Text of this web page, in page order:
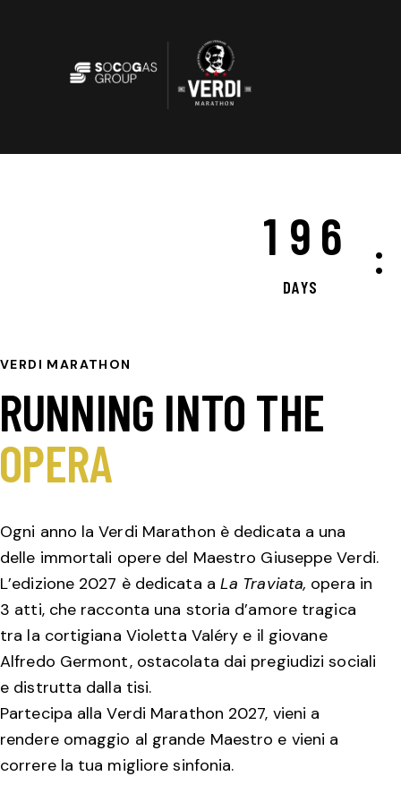
1 9 6
DAYS
:
VERDI MARATHON
RUNNING INTO THE
OPERA
Ogni anno la Verdi Marathon è dedicata a una
delle immortali opere del Maestro Giuseppe Verdi.
L’edizione 2027 è dedicata a La Traviata, opera in
3 atti, che racconta una storia d’amore tragica
tra la cortigiana Violetta Valéry e il giovane
Alfredo Germont, ostacolata dai pregiudizi sociali
e distrutta dalla tisi.
Partecipa alla Verdi Marathon 2027, vieni a
rendere omaggio al grande Maestro e vieni a
correre la tua migliore sinfonia.